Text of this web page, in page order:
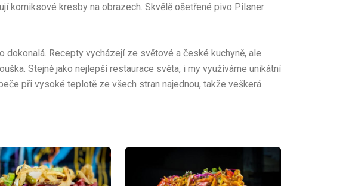
komiksové kresby na obrazech. Skvělě ošetřené pivo Pilsner
dokonalá. Recepty vycházejí ze světové a české kuchyně, ale
Stejně jako nejlepší restaurace světa, i my využíváme unikátní
při vysoké teplotě ze všech stran najednou, takže veškerá